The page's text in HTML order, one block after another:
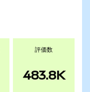
評価数
483.8K